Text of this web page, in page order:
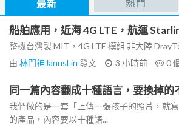
最新
船舶應用，近海 4G LTE，航運
整機台灣製 MIT，4G LTE 模組 非大陸
由 林門神JanusLin 發文 3 小時前 0
同一篇內容翻成十種語言，要換掉的
我們做的是一套「上傳一張孩子的照片，就寫
的產品，內容要以十種語...